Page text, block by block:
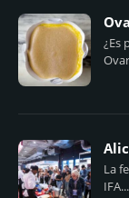
¿Es
La
IFA...